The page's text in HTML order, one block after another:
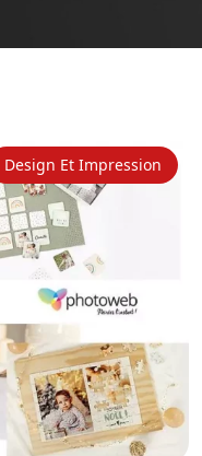
Design Et Impression